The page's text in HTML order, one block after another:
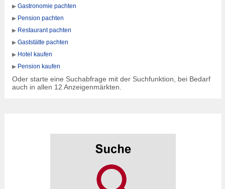
Gastronomie pachten
Pension pachten
Restaurant pachten
Gaststätte pachten
Hotel kaufen
Pension kaufen
Oder starte eine Suchabfrage mit der Suchfunktion, bei Bedarf
auch in allen 12 Anzeigenmärkten.